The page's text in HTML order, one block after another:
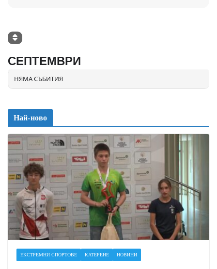
СЕПТЕМВРИ
НЯМА СЪБИТИЯ
Най-ново
ЕКСТРЕМНИ СПОРТОВЕ КАТЕРЕНЕ НОВИНИ